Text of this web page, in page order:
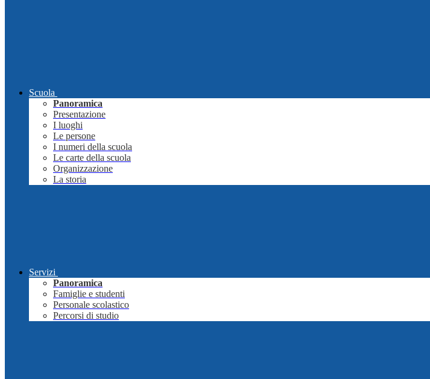
Scuola
Panoramica
Presentazione
I luoghi
Le persone
I numeri della scuola
Le carte della scuola
Organizzazione
La storia
Servizi
Panoramica
Famiglie e studenti
Personale scolastico
Percorsi di studio